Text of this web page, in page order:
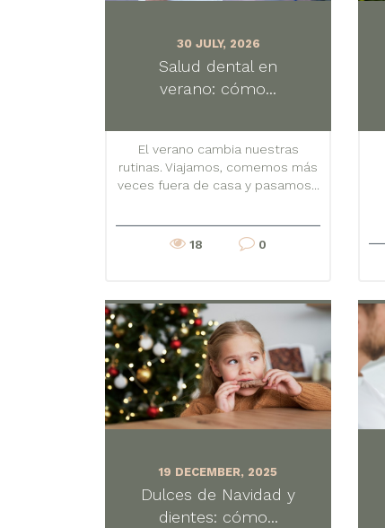
30 JULY, 2026
Salud dental en
verano: cómo...
El verano cambia nuestras
rutinas. Viajamos, comemos más
veces fuera de casa y pasamos...
18 0
19 DECEMBER, 2025
Dulces de Navidad y
dientes: cómo...